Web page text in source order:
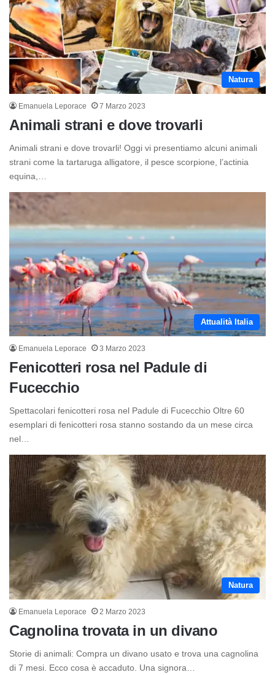
Natura
Emanuela Leporace 7 Marzo 2023
Animali strani e dove trovarli
Animali strani e dove trovarli! Oggi vi presentiamo alcuni animali
strani come la tartaruga alligatore, il pesce scorpione, l’actinia
equina,…
Attualità Italia
Emanuela Leporace 3 Marzo 2023
Fenicotteri rosa nel Padule di
Fucecchio
Spettacolari fenicotteri rosa nel Padule di Fucecchio Oltre 60
esemplari di fenicotteri rosa stanno sostando da un mese circa
nel…
Natura
Emanuela Leporace 2 Marzo 2023
Cagnolina trovata in un divano
Storie di animali: Compra un divano usato e trova una cagnolina
di 7 mesi. Ecco cosa è accaduto. Una signora…